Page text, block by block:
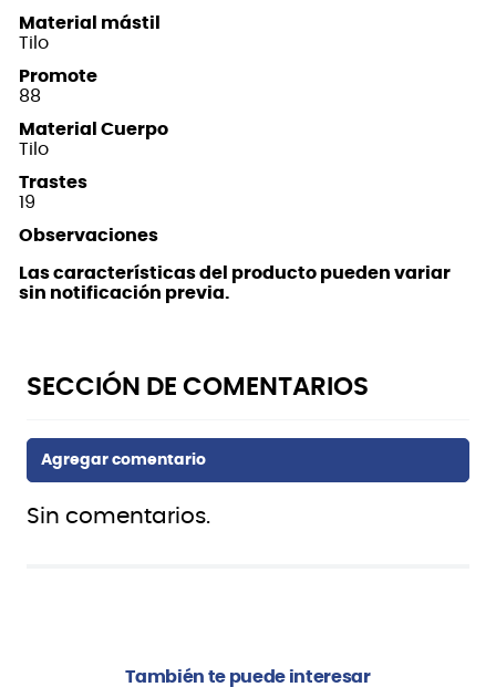
Material mástil
Tilo
Promote
88
Material Cuerpo
Tilo
Trastes
19
Observaciones
Las características del producto pueden variar
sin notificación previa.
Sin comentarios.
También te puede interesar